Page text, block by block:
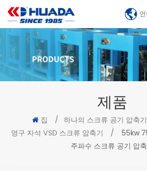
제품
집 / 하나의 스크류 공기 압축
영구 자석 VSD 스크류 압축기
/
55kw
주파수 스크류 공기 압